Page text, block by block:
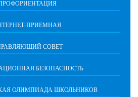
ПРИЕМНАЯ
СОВЕТ
БЕЗОПАСНОСТЬ
ОЛИМПИАДА ШКОЛЬНИКОВ